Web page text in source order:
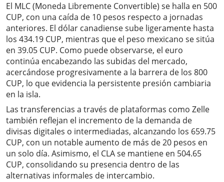
El MLC (Moneda Libremente Convertible) se halla en 500
CUP, con una caída de 10 pesos respecto a jornadas
anteriores. El dólar canadiense sube ligeramente hasta
los 434.19 CUP, mientras que el peso mexicano se sitúa
en 39.05 CUP. Como puede observarse, el euro
continúa encabezando las subidas del mercado,
acercándose progresivamente a la barrera de los 800
CUP, lo que evidencia la persistente presión cambiaria
en la isla.
Las transferencias a través de plataformas como Zelle
también reflejan el incremento de la demanda de
divisas digitales o intermediadas, alcanzando los 659.75
CUP, con un notable aumento de más de 20 pesos en
un solo día. Asimismo, el CLA se mantiene en 504.65
CUP, consolidando su presencia dentro de las
alternativas informales de intercambio.